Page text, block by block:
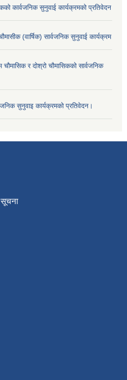
कार्वजनिक सुनुवाई कार्यक्रमको प्रतिवेदन
(वार्षिक) सार्वजनिक सुनुवाई कार्यक्रम
र दोश्रो चौमासिकको सार्वजनिक
सुनुवाइ कार्यक्रमको प्रतिवेदन।